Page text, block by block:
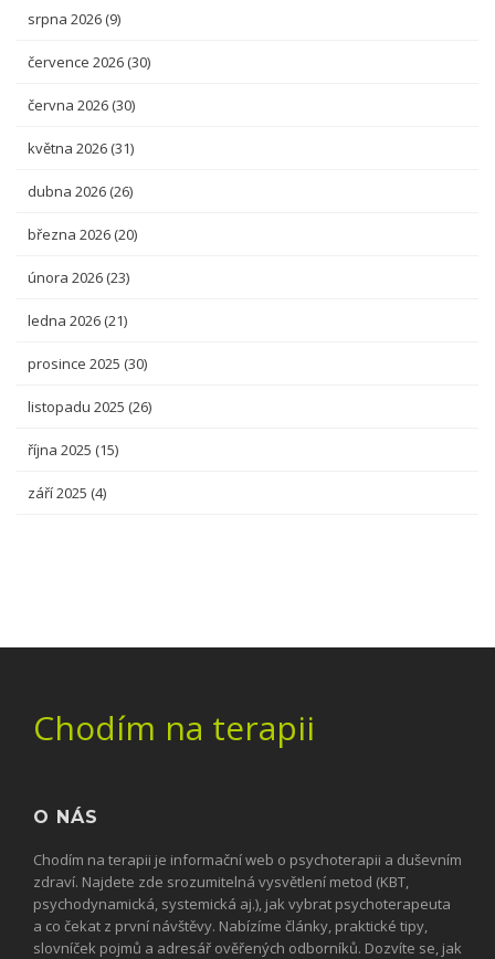
srpna 2026 (9)
července 2026 (30)
června 2026 (30)
května 2026 (31)
dubna 2026 (26)
března 2026 (20)
února 2026 (23)
ledna 2026 (21)
prosince 2025 (30)
listopadu 2025 (26)
října 2025 (15)
září 2025 (4)
Chodím na terapii
O NÁS
Chodím na terapii je informační web o psychoterapii a duševním
zdraví. Najdete zde srozumitelná vysvětlení metod (KBT,
psychodynamická, systemická aj.), jak vybrat psychoterapeuta
a co čekat z první návštěvy. Nabízíme články, praktické tipy,
slovníček pojmů a adresář ověřených odborníků. Dozvíte se, jak